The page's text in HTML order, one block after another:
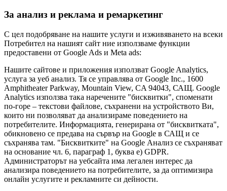
За анализ и реклама и ремаркетинг
С цел подобряване на нашите услуги и изживяването на всеки
Потребител на нашият сайт ние използваме функции
предоставени от Google Ads и Meta ads:
Нашите сайтове и приложения използват Google Analytics,
услуга за уеб анализ. Тя се управлява от Google Inc., 1600
Amphitheater Parkway, Mountain View, CA 94043, САЩ. Google
Analytics използва така наречените "бисквитки", споменати
по-горе – текстови файлове, съхранени на устройството Ви,
които ни позволяват да анализираме поведението на
потребителите. Информацията, генерирана от "бисквитката",
обикновено се предава на сървър на Google в САЩ и се
съхранява там. "Бисквитките" на Google Анализ се съхраняват
на основание чл. 6, параграф 1, буква е) GDPR.
Администраторът на уебсайта има легален интерес да
анализира поведението на потребителите, за да оптимизира
онлайн услугите и рекламните си дейности.